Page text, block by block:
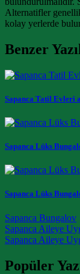
Alternatifler
kolay yerlerde
Benzer
Sapanca Tatil Evleri
Sapanca Lüks
Sapanca Lüks
Sapanca Bungalov
Post
Sapanca Aileye
Sapanca Aileye
Popüler